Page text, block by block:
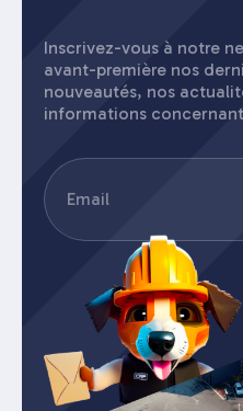
Inscrivez-vous à notre
avant-première nos
nouveautés, nos
informations concernant
E-
mail (Nécessaire)